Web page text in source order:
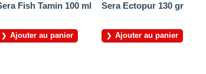
Fish Tamin 100 ml
Ajouter au panier
Sera Ectopur 130 gr
Ajouter au panier